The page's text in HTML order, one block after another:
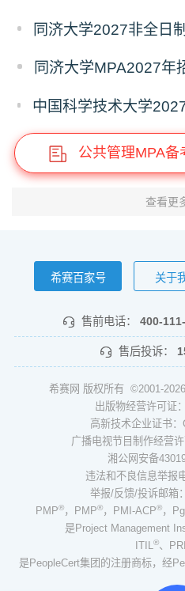
同济大学MPA2027年
公共管理MPA
查看更
希赛百家号 关于
售前电话： 400-
售后投诉：
希赛网 版权所有 ©2001-
出版物经营许可证
高新技术企业证书
广播电视节目制作经营
湘公网安备
违法和不良信息举报
举报/反馈/投诉邮箱
PMP®，PMP®，PMI-ACP®，
是Project Management
ITIL®、
是PeopleCert集团的注册商标，经